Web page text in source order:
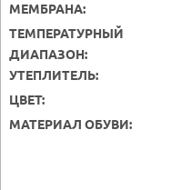
МЕМБРАНА:
ТЕМПЕРАТУРНЫЙ
ДИАПАЗОН:
УТЕПЛИТЕЛЬ:
ЦВЕТ:
МАТЕРИАЛ ОБУВИ: